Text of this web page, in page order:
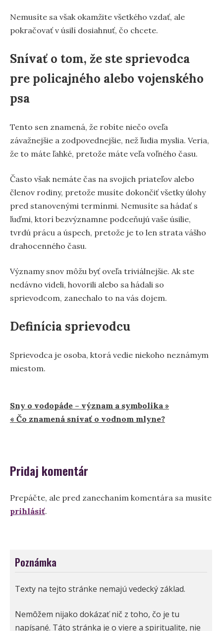
Nemusíte sa však okamžite všetkého vzdať, ale
pokračovať v úsilí dosiahnuť, čo chcete.
Snívať o tom, že ste sprievodca
pre policajného alebo vojenského
psa
Tento sen znamená, že robíte niečo oveľa
závažnejšie a zodpovednejšie, než ľudia myslia. Veria,
že to máte ľahké, pretože máte veľa voľného času.
Často však nemáte čas na svojich priateľov alebo
členov rodiny, pretože musíte dokončiť všetky úlohy
pred stanovenými termínmi. Nemusíte sa hádať s
ľuďmi, ktorí bezvýznamne podceňujú vaše úsilie,
tvrdú prácu a úspech, pretože je to len strata vášho
drahocenného času.
Významy snov môžu byť oveľa triviálnejšie. Ak ste
nedávno videli, hovorili alebo sa hádali so
sprievodcom, zanechalo to na vás dojem.
Definícia sprievodcu
Sprievodca je osoba, ktorá vedie niekoho neznámym
miestom.
Navigácia
v
Sny o vodopáde – význam a symbolika »
« Čo znamená snívať o vodnom mlyne?
Pridaj komentár
Prepáčte, ale pred zanechaním komentára sa musíte
prihlásiť.
Poznámka
Texty na tejto stránke nemajú vedecký základ.
Nemôžem nijako dokázať nič z toho, čo je tu
napísané. Táto stránka je o viere a spiritualite, nie